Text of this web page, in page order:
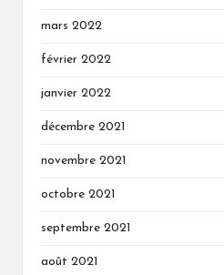
mars 2022
février 2022
janvier 2022
décembre 2021
novembre 2021
octobre 2021
septembre 2021
août 2021